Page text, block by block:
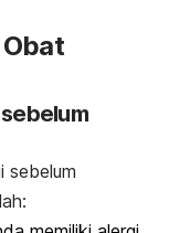
sebelum